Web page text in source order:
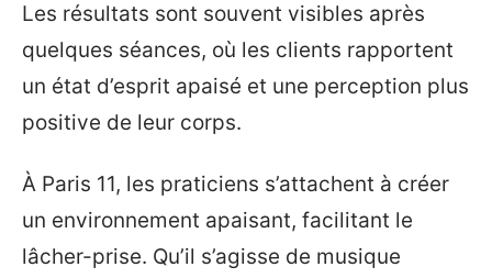
Les résultats sont souvent visibles après
quelques séances, où les clients rapportent
un état d’esprit apaisé et une perception plus
positive de leur corps.
À Paris 11, les praticiens s’attachent à créer
un environnement apaisant, facilitant le
lâcher-prise. Qu’il s’agisse de musique